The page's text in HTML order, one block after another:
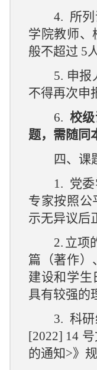
4. 所
学院教师、
般不超过 5
5. 申报
不得再次申
6. 校
题，需随同
四、课
1. 党
专家按照公
示无异议后
2. 立项
篇 （著作）
建设和学生
具有较强的
3. 科
[2022] 14
的通知>》